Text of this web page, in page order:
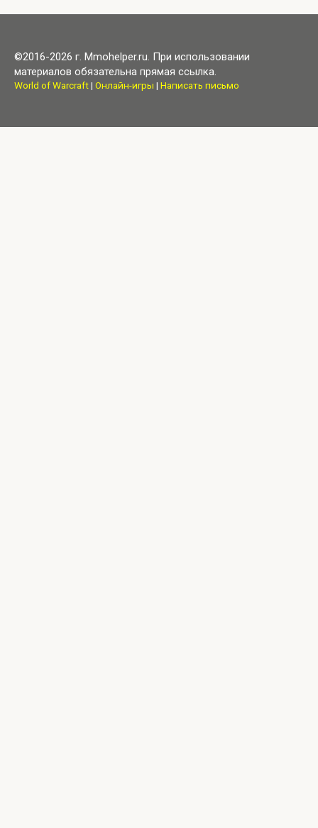
©2016-2026 г. Mmohelper.ru. При использовании
материалов обязательна прямая ссылка.
World of Warcraft| Онлайн-игры | Написать письмо